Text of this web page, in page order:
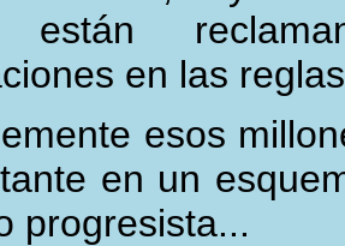
están
en las
esos
en un
progresista...